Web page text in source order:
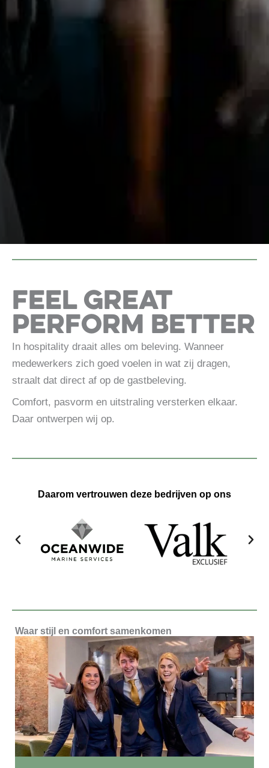
Feel great
perform better
In hospitality draait alles om beleving. Wanneer
medewerkers zich goed voelen in wat zij dragen,
straalt dat direct af op de gastbeleving.
Comfort, pasvorm en uitstraling versterken elkaar.
Daar ontwerpen wij op.
Daarom vertrouwen deze bedrijven op ons
Waar stijl en comfort samenkomen